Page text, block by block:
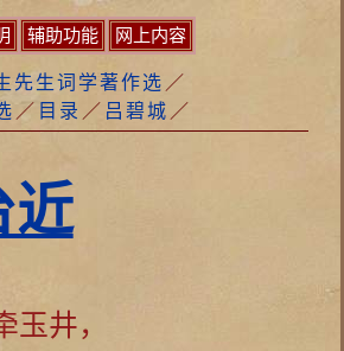
辅助功能 网上内容
先生词学著作选 ／
／ 目录 ／ 吕碧城 ／
近
玉井，